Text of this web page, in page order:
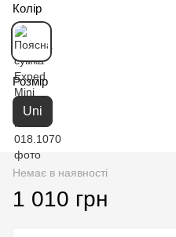
Колір
Розмір
Uni
Немає в наявності
1 010 грн